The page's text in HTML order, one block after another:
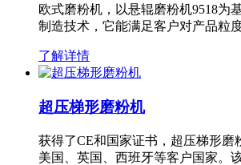
欧式磨粉机，以悬辊磨粉机9518为
制造技术，它能满足客户对产品粒
了解详情
超压梯形磨粉机
获得了CE和国家证书，超压梯形磨
美国、英国、西班牙等客户国家。